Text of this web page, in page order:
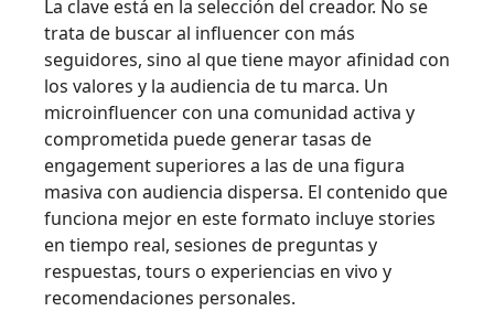
La clave está en la selección del creador. No se
trata de buscar al influencer con más
seguidores, sino al que tiene mayor afinidad con
los valores y la audiencia de tu marca. Un
microinfluencer con una comunidad activa y
comprometida puede generar tasas de
engagement superiores a las de una figura
masiva con audiencia dispersa. El contenido que
funciona mejor en este formato incluye stories
en tiempo real, sesiones de preguntas y
respuestas, tours o experiencias en vivo y
recomendaciones personales.